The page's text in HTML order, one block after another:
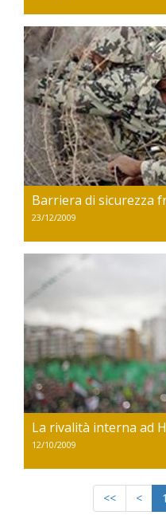
Barriera di sicurezza
23/12/2009
La rivalità interna ad
12/10/2009
<< < 1